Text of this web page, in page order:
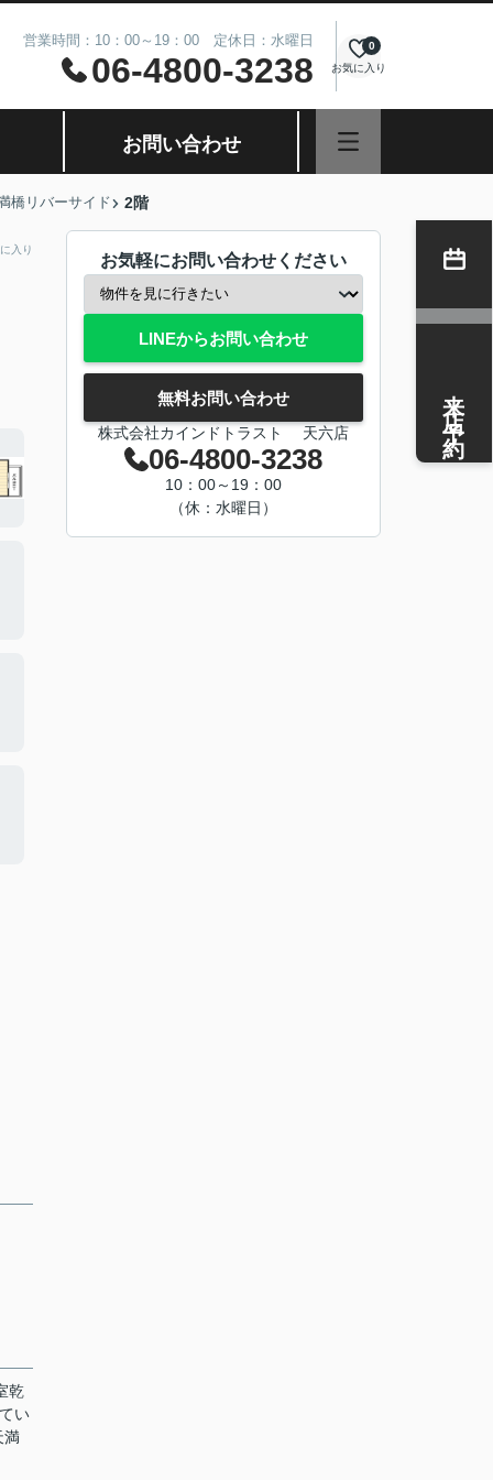
営業時間：10：00～19：00 定休日：水曜日
06-4800-3238 お気に入り
0
お問い合わせ
橋リバーサイド 2階
入り
乾
い
満
お気軽にお問い合わせください
LINEからお問い合わせ
無料お問い合わせ
株式会社カインドトラスト 天六店
06-4800-3238
10：00～19：00
（休：水曜日）
来店予約